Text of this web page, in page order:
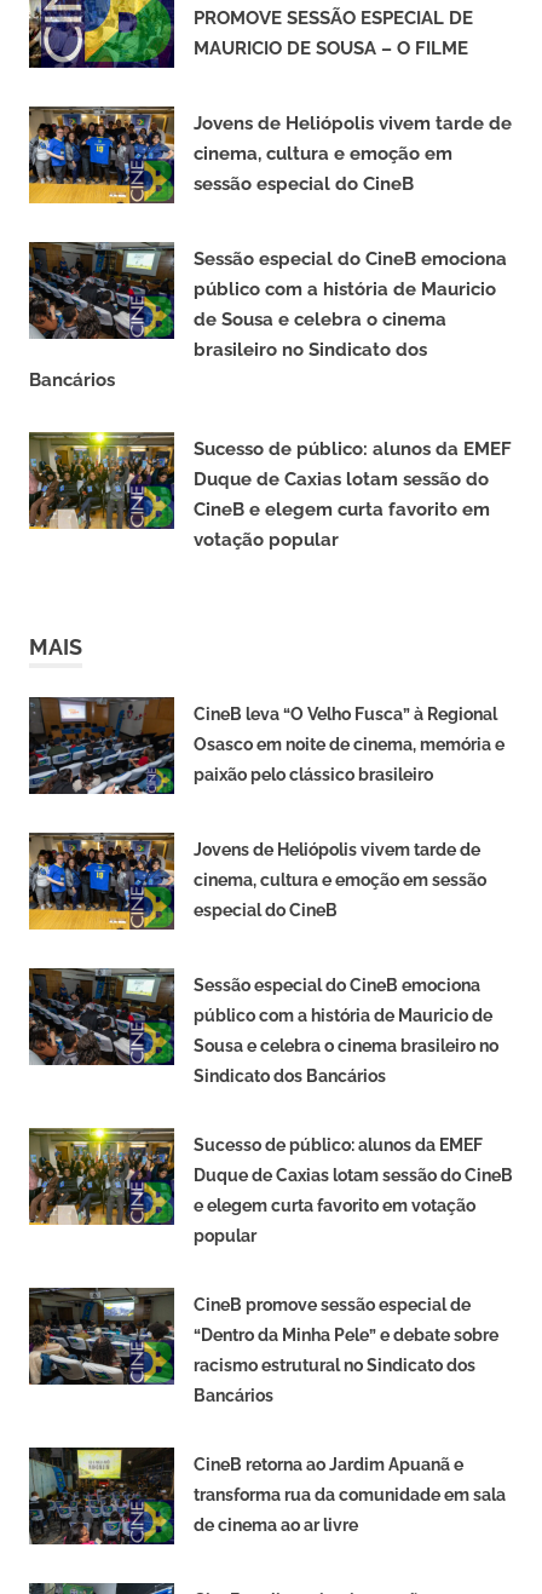
PROMOVE SESSÃO ESPECIAL DE
MAURICIO DE SOUSA – O FILME
Jovens de Heliópolis vivem tarde de
cinema, cultura e emoção em
sessão especial do CineB
Sessão especial do CineB emociona
público com a história de Mauricio
de Sousa e celebra o cinema
brasileiro no Sindicato dos
Bancários
Sucesso de público: alunos da EMEF
Duque de Caxias lotam sessão do
CineB e elegem curta favorito em
votação popular
MAIS
CineB leva “O Velho Fusca” à Regional
Osasco em noite de cinema, memória e
paixão pelo clássico brasileiro
Jovens de Heliópolis vivem tarde de
cinema, cultura e emoção em sessão
especial do CineB
Sessão especial do CineB emociona
público com a história de Mauricio de
Sousa e celebra o cinema brasileiro no
Sindicato dos Bancários
Sucesso de público: alunos da EMEF
Duque de Caxias lotam sessão do CineB
e elegem curta favorito em votação
popular
CineB promove sessão especial de
“Dentro da Minha Pele” e debate sobre
racismo estrutural no Sindicato dos
Bancários
CineB retorna ao Jardim Apuanã e
transforma rua da comunidade em sala
de cinema ao ar livre